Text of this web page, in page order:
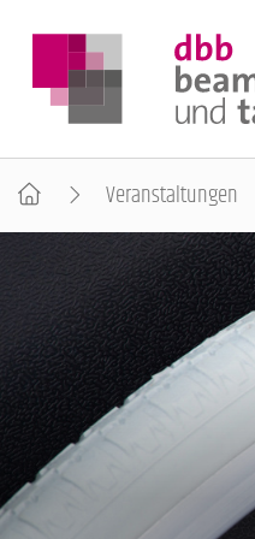
DER DBB
BEAMTINNEN & BEAMTE
ARBEITNEHMENDE
POLITIK & POSITIONEN
Veranstaltungen